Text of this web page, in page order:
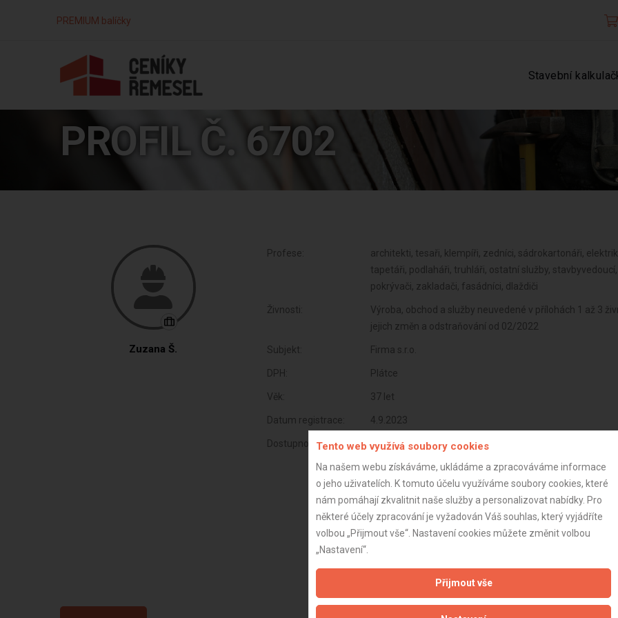
PREMIUM balíčky
Stavební
PROFIL Č. 6702
Zuzana Š.
Profese:
architekti, tesaři, klempíři, zedníci, sádrokartonáři,
tapetáři, podlaháři, truhláři, ostatní služby,
pokrývači, zakladači, fasádníci, dlaždiči
Živnosti:
Výroba, obchod a služby neuvedené v přílohách 1 až 3
jejich změn a odstraňování od 02/2022
Subjekt: Firma s.r.o.
DPH: Plátce
Věk: 37 let
Datum registrace: 4.9.2023
Dostupnost:Tento web využívá soubory cookies
Na našem webu získáváme, ukládáme a zpracováváme informace
o jeho uživatelích. K tomuto účelu využíváme soubory cookies, které
nám pomáhají zkvalitnit naše služby a personalizovat nabídky. Pro
některé účely zpracování je vyžadován Váš souhlas, který vyjádříte
volbou „Přijmout vše“. Nastavení cookies můžete změnit volbou
„Nastavení“.
Přijmout vše